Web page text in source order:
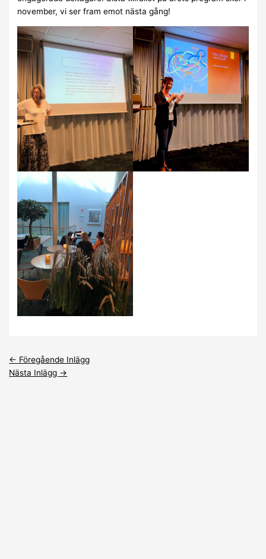
november, vi ser fram emot nästa gång!
← Föregående Inlägg
Nästa Inlägg →